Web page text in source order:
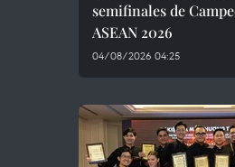
semifinales de
ASEAN 2026
04/08/2026 04:25